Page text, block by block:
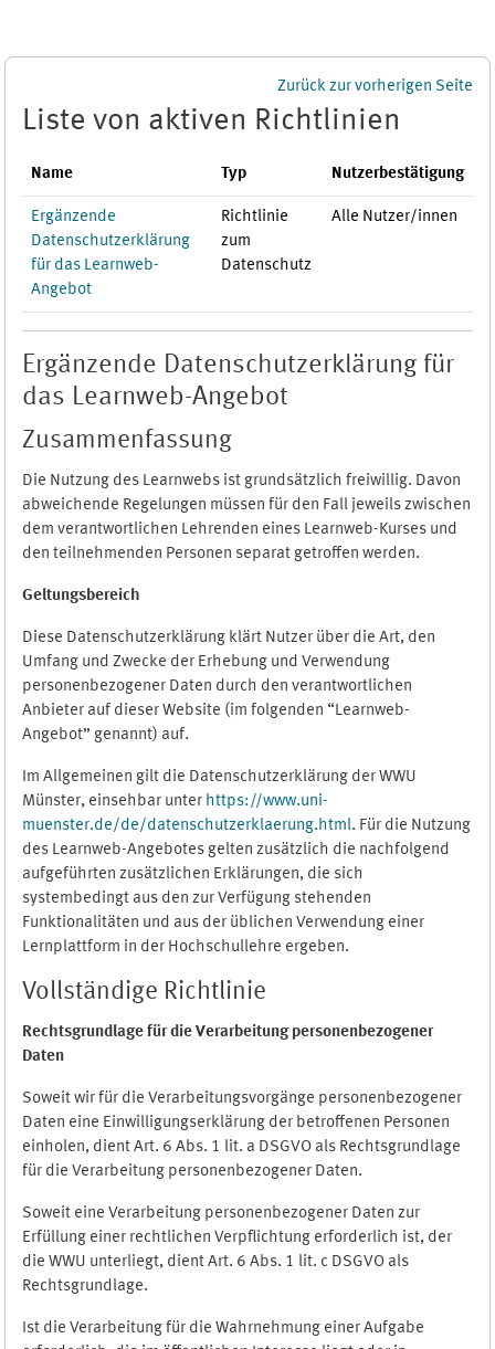
Zurück zur vorherigen Seite
Liste von aktiven Richtlinien
Name Typ Nutzerbestätigung
Ergänzende
Datenschutzerklärung
für das Learnweb-
Angebot
Richtlinie
zum
Datenschutz
Alle Nutzer/innen
Ergänzende Datenschutzerklärung für
das Learnweb-Angebot
Zusammenfassung
Die Nutzung des Learnwebs ist grundsätzlich freiwillig. Davon
abweichende Regelungen müssen für den Fall jeweils zwischen
dem verantwortlichen Lehrenden eines Learnweb-Kurses und
den teilnehmenden Personen separat getroffen werden.
Geltungsbereich
Diese Datenschutzerklärung klärt Nutzer über die Art, den
Umfang und Zwecke der Erhebung und Verwendung
personenbezogener Daten durch den verantwortlichen
Anbieter auf dieser Website (im folgenden “Learnweb-
Angebot” genannt) auf.
Im Allgemeinen gilt die Datenschutzerklärung der WWU
Münster, einsehbar unter https://www.uni-
muenster.de/de/datenschutzerklaerung.html. Für die Nutzung
des Learnweb-Angebotes gelten zusätzlich die nachfolgend
aufgeführten zusätzlichen Erklärungen, die sich
systembedingt aus den zur Verfügung stehenden
Funktionalitäten und aus der üblichen Verwendung einer
Lernplattform in der Hochschullehre ergeben.
Vollständige Richtlinie
Rechtsgrundlage für die Verarbeitung personenbezogener
Daten
Soweit wir für die Verarbeitungsvorgänge personenbezogener
Daten eine Einwilligungserklärung der betroffenen Personen
einholen, dient Art. 6 Abs. 1 lit. a DSGVO als Rechtsgrundlage
für die Verarbeitung personenbezogener Daten.
Soweit eine Verarbeitung personenbezogener Daten zur
Erfüllung einer rechtlichen Verpflichtung erforderlich ist, der
die WWU unterliegt, dient Art. 6 Abs. 1 lit. c DSGVO als
Rechtsgrundlage.
Ist die Verarbeitung für die Wahrnehmung einer Aufgabe